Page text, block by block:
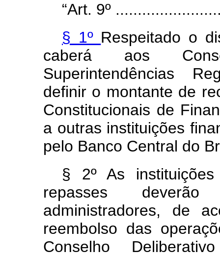
“Art. 9º
§ 1º Respeitado o
caberá aos
Superintendências
definir o montante de
Constitucionais de
a outras instituições
pelo Banco Central do
§ 2º As instituições
repasses
administradores, de
reembolso das
Conselho